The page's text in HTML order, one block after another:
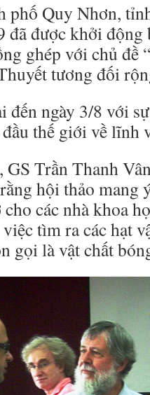
phố Quy Nhơn,
đã được khởi động
ghép với chủ
tương đối
đến ngày 3/8 với
thế giới về lĩnh
GS Trần Thanh
hội thảo mang
các nhà khoa
tìm ra các hạt
gọi là vật chất